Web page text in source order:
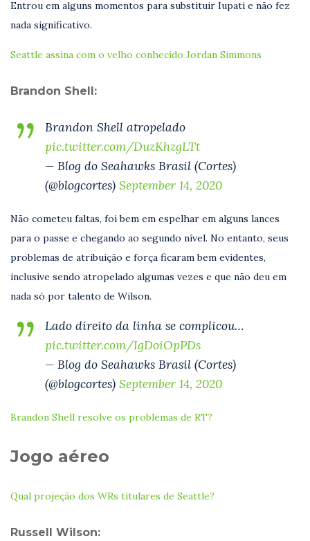
Entrou em alguns momentos para substituir Iupati e não fez
nada significativo.
Seattle assina com o velho conhecido Jordan Simmons
Brandon Shell:
Brandon Shell atropelado
pic.twitter.com/DuzKhzgLTt
— Blog do Seahawks Brasil (Cortes)
(@blogcortes) September 14, 2020
Não cometeu faltas, foi bem em espelhar em alguns lances
para o passe e chegando ao segundo nível. No entanto, seus
problemas de atribuição e força ficaram bem evidentes,
inclusive sendo atropelado algumas vezes e que não deu em
nada só por talento de Wilson.
Lado direito da linha se complicou…
pic.twitter.com/IgDoiOpPDs
— Blog do Seahawks Brasil (Cortes)
(@blogcortes) September 14, 2020
Brandon Shell resolve os problemas de RT?
Jogo aéreo
Qual projeção dos WRs titulares de Seattle?
Russell Wilson: